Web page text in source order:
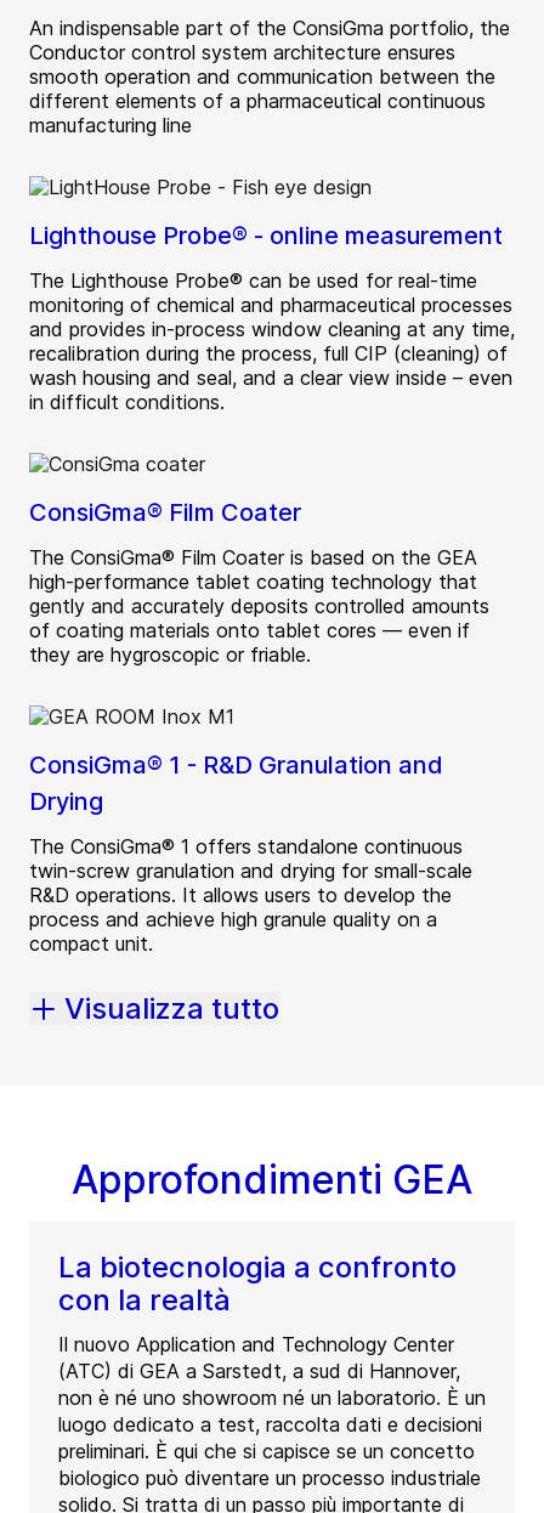
An indispensable part of the ConsiGma portfolio, the
Conductor control system architecture ensures
smooth operation and communication between the
different elements of a pharmaceutical continuous
manufacturing line
Lighthouse Probe® - online measurement
The Lighthouse Probe® can be used for real-time
monitoring of chemical and pharmaceutical processes
and provides in-process window cleaning at any time,
recalibration during the process, full CIP (cleaning) of
wash housing and seal, and a clear view inside – even
in difficult conditions.
ConsiGma® Film Coater
The ConsiGma® Film Coater is based on the GEA
high-performance tablet coating technology that
gently and accurately deposits controlled amounts
of coating materials onto tablet cores — even if
they are hygroscopic or friable.
ConsiGma® 1 - R&D Granulation and
Drying
The ConsiGma® 1 offers standalone continuous
twin-screw granulation and drying for small-scale
R&D operations. It allows users to develop the
process and achieve high granule quality on a
compact unit.
Visualizza tutto
Approfondimenti GEA
La biotecnologia a confronto
con la realtà
Il nuovo Application and Technology Center
(ATC) di GEA a Sarstedt, a sud di Hannover,
non è né uno showroom né un laboratorio. È un
luogo dedicato a test, raccolta dati e decisioni
preliminari. È qui che si capisce se un concetto
biologico può diventare un processo industriale
solido. Si tratta di un passo più importante di